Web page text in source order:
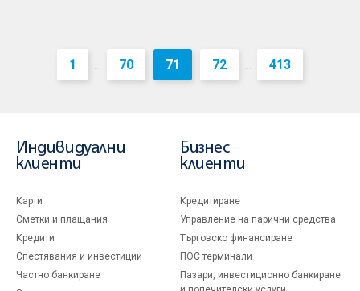
1 ... 70 71 72 ... 413
Индивидуални
клиенти
Карти
Сметки и плащания
Кредити
Спестявания и инвестиции
Частно банкиране
Бизнес
клиенти
Кредитиране
Управление на парични средства
Търговско финансиране
ПОС терминали
Пазари, инвестиционно банкиране